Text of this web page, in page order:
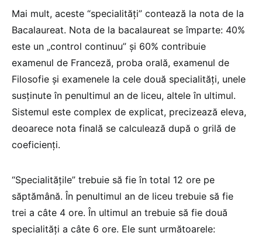
Mai mult, aceste “specialități” contează la nota de la
Bacalaureat. Nota de la bacalaureat se împarte: 40%
este un „control continuu” și 60% contribuie
examenul de Franceză, proba orală, examenul de
Filosofie și examenele la cele două specialități, unele
susținute în penultimul an de liceu, altele în ultimul.
Sistemul este complex de explicat, precizează eleva,
deoarece nota finală se calculează după o grilă de
coeficienți.
“Specialitățile” trebuie să fie în total 12 ore pe
săptămână. În penultimul an de liceu trebuie să fie
trei a câte 4 ore. În ultimul an trebuie să fie două
specialități a câte 6 ore. Ele sunt următoarele: